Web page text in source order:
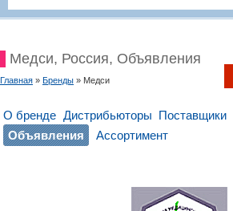
Медси, Россия, Объявления
Главная » Бренды » Медси
О бренде Дистрибьюторы Поставщики
Объявления
Ассортимент